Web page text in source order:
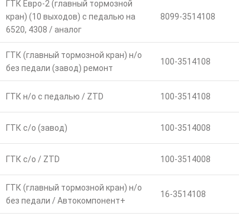
ГТК Евро-2 (главный тормозной
кран) (10 выходов) с педалью на
6520, 4308 / аналог
8099-3514108
ГТК (главный тормозной кран) н/о
без педали (завод) ремонт
100-3514108
ГТК н/о с педалью / ZTD 100-3514108
ГТК с/о (завод) 100-3514008
ГТК с/о / ZTD 100-3514008
ГТК (главный тормозной кран) н/о
без педали / Автокомпонент+
16-3514108